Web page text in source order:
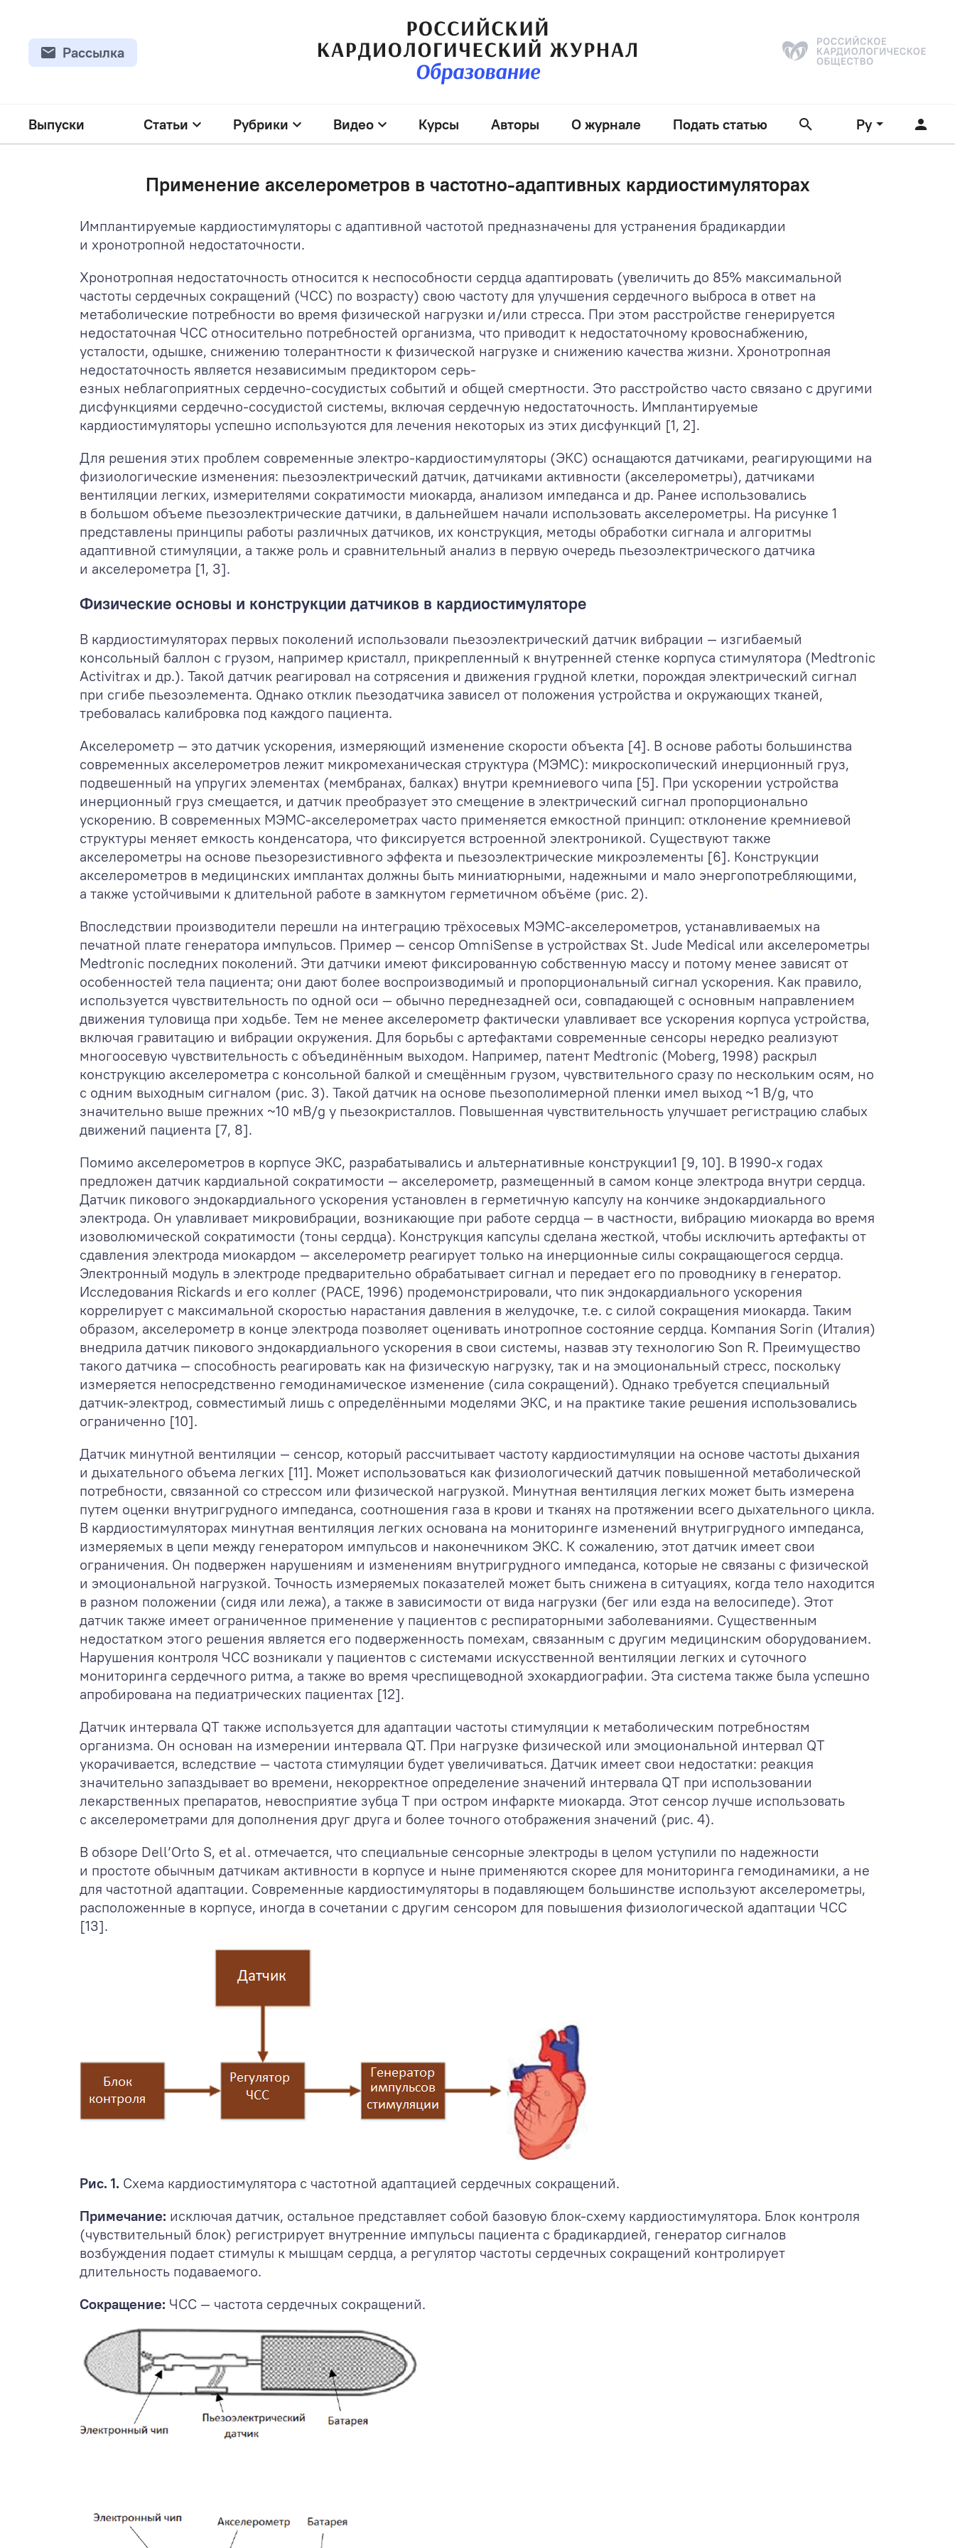
Рассылка
Выпуски Статьи Рубрики Видео Курсы Авторы О журнале Подать статью Ру
Применение акселерометров в частотно-­адаптивных кардиостимуляторах
Имплантируемые кардиостимуляторы с адаптивной частотой предназначены для устранения брадикардии
и хронотропной недостаточности.
Хронотропная недостаточность относится к неспособности сердца адаптировать (увеличить до 85% максимальной
частоты сердечных сокращений (ЧСС) по возрасту) свою частоту для улучшения сердечного выброса в ответ на
метаболические потребности во время физической нагрузки и/или стресса. При этом расстройстве генерируется
недостаточная ЧСС относительно потребностей организма, что приводит к недостаточному кровоснабжению,
усталости, одышке, снижению толерантности к физической нагрузке и снижению качества жизни. Хронотропная
недостаточность является независимым предиктором серь-
езных неблагоприятных сердечно-сосудистых событий и общей смертности. Это расстройство часто связано с другими
дисфункциями сердечно-сосудистой системы, включая сердечную недостаточность. Имплантируемые
кардиостимуляторы успешно используются для лечения некоторых из этих дисфункций [1, 2].
Для решения этих проблем современные электро-кардиостимуляторы (ЭКС) оснащаются датчиками, реагирующими на
физиологические изменения: пьезоэлектрический датчик, датчиками активности (акселерометры), датчиками
вентиляции легких, измерителями сократимости миокарда, анализом импеданса и др. Ранее использовались
в большом объеме пьезоэлектрические датчики, в дальнейшем начали использовать акселерометры. На рисунке 1
представлены принципы работы различных датчиков, их конструкция, методы обработки сигнала и алгоритмы
адаптивной стимуляции, а также роль и сравнительный анализ в первую очередь пьезоэлектрического датчика
и акселерометра [1, 3].
Физические основы и конструкции датчиков в кардиостимуляторе
В кардиостимуляторах первых поколений использовали пьезоэлектрический датчик вибрации — изгибаемый
консольный баллон с грузом, например кристалл, прикрепленный к внутренней стенке корпуса стимулятора (Medtronic
Activitrax и др.). Такой датчик реагировал на сотрясения и движения грудной клетки, порождая электрический сигнал
при сгибе пьезоэлемента. Однако отклик пьезодатчика зависел от положения устройства и окружающих тканей,
требовалась калибровка под каждого пациента.
Акселерометр — это датчик ускорения, измеряющий изменение скорости объекта [4]. В основе работы большинства
современных акселерометров лежит микромеханическая структура (МЭМС): микроскопический инерционный груз,
подвешенный на упругих элементах (мембранах, балках) внутри кремниевого чипа [5]. При ускорении устройства
инерционный груз смещается, и датчик преобразует это смещение в электрический сигнал пропорционально
ускорению. В современных МЭМС-акселерометрах часто применяется емкостной принцип: отклонение кремниевой
структуры меняет емкость конденсатора, что фиксируется встроенной электроникой. Существуют также
акселерометры на основе пьезорезистивного эффекта и пьезоэлектрические микроэлементы [6]. Конструкции
акселерометров в медицинских имплантах должны быть миниатюрными, надежными и мало энергопотребляющими,
а также устойчивыми к длительной работе в замкнутом герметичном объёме (рис. 2).
Впоследствии производители перешли на интеграцию трёхосевых МЭМС-акселерометров, устанавливаемых на
печатной плате генератора импульсов. Пример — сенсор OmniSense в устройствах St. Jude Medical или акселерометры
Medtronic последних поколений. Эти датчики имеют фиксированную собственную массу и потому менее зависят от
особенностей тела пациента; они дают более воспроизводимый и пропорциональный сигнал ускорения. Как правило,
используется чувствительность по одной оси — обычно переднезадней оси, совпадающей с основным направлением
движения туловища при ходьбе. Тем не менее акселерометр фактически улавливает все ускорения корпуса устройства,
включая гравитацию и вибрации окружения. Для борьбы с артефактами современные сенсоры нередко реализуют
многоосевую чувствительность с объединённым выходом. Например, патент Medtronic (Moberg, 1998) раскрыл
конструкцию акселерометра с консольной балкой и смещённым грузом, чувствительного сразу по нескольким осям, но
с одним выходным сигналом (рис. 3). Такой датчик на основе пьезополимерной пленки имел выход ~1 В/g, что
значительно выше прежних ~10 мВ/g у пьезокристаллов. Повышенная чувствительность улучшает регистрацию слабых
движений пациента [7, 8].
Помимо акселерометров в корпусе ЭКС, разрабатывались и альтернативные конструкции1 [9, 10]. В 1990-х годах
предложен датчик кардиальной сократимости — акселерометр, размещенный в самом конце электрода внутри сердца.
Датчик пикового эндокардиального ускорения установлен в герметичную капсулу на кончике эндокардиального
электрода. Он улавливает микровибрации, возникающие при работе сердца — в частности, вибрацию миокарда во время
изоволюмической сократимости (тоны сердца). Конструкция капсулы сделана жесткой, чтобы исключить артефакты от
сдавления электрода миокардом — акселерометр реагирует только на инерционные силы сокращающегося сердца.
Электронный модуль в электроде предварительно обрабатывает сигнал и передает его по проводнику в генератор.
Исследования Rickards и его коллег (PACE, 1996) продемонстрировали, что пик эндокардиального ускорения
коррелирует с максимальной скоростью нарастания давления в желудочке, т.е. с силой сокращения миокарда. Таким
образом, акселерометр в конце электрода позволяет оценивать инотропное состояние сердца. Компания Sorin (Италия)
внедрила датчик пикового эндокардиального ускорения в свои системы, назвав эту технологию Son R. Преимущество
такого датчика — способность реагировать как на физическую нагрузку, так и на эмоциональный стресс, поскольку
измеряется непосредственно гемодинамическое изменение (сила сокращений). Однако требуется специальный
датчик-электрод, совместимый лишь с определёнными моделями ЭКС, и на практике такие решения использовались
ограниченно [10].
Датчик минутной вентиляции — сенсор, который рассчитывает частоту кардиостимуляции на основе частоты дыхания
и дыхательного объема легких [11]. Может использоваться как физиологический датчик повышенной метаболической
потребности, связанной со стрессом или физической нагрузкой. Минутная вентиляция легких может быть измерена
путем оценки внутригрудного импеданса, соотношения газа в крови и тканях на протяжении всего дыхательного цикла.
В кардиостимуляторах минутная вентиляция легких основана на мониторинге изменений внутригрудного импеданса,
измеряемых в цепи между генератором импульсов и наконечником ЭКС. К сожалению, этот датчик имеет свои
ограничения. Он подвержен нарушениям и изменениям внутригрудного импеданса, которые не связаны с физической
и эмоциональной нагрузкой. Точность измеряемых показателей может быть снижена в ситуациях, когда тело находится
в разном положении (сидя или лежа), а также в зависимости от вида нагрузки (бег или езда на велосипеде). Этот
датчик также имеет ограниченное применение у пациентов с респираторными заболеваниями. Существенным
недостатком этого решения является его подверженность помехам, связанным с другим медицинским оборудованием.
Нарушения контроля ЧСС возникали у пациентов с системами искусственной вентиляции легких и суточного
мониторинга сердечного ритма, а также во время чреспищеводной эхокардиографии. Эта система также была успешно
апробирована на педиатрических пациентах [12].
Датчик интервала QT также используется для адаптации частоты стимуляции к метаболическим потребностям
организма. Он основан на измерении интервала QT. При нагрузке физической или эмоциональной интервал QT
укорачивается, вследствие — частота стимуляции будет увеличиваться. Датчик имеет свои недостатки: реакция
значительно запаздывает во времени, некорректное определение значений интервала QT при использовании
лекарственных препаратов, невосприятие зубца Т при остром инфаркте миокарда. Этот сенсор лучше использовать
с акселерометрами для дополнения друг друга и более точного отображения значений (рис. 4).
В обзоре Dell’Orto S, et al. отмечается, что специальные сенсорные электроды в целом уступили по надежности
и простоте обычным датчикам активности в корпусе и ныне применяются скорее для мониторинга гемодинамики, а не
для частотной адаптации. Современные кардиостимуляторы в подавляющем большинстве используют акселерометры,
расположенные в корпусе, иногда в сочетании с другим сенсором для повышения физиологической адаптации ЧСС
[13].
Рис. 1. Схема кардиостимулятора с частотной адаптацией сердечных сокращений.
Примечание: исключая датчик, остальное представляет собой базовую блок-схему кардиостимулятора. Блок контроля
(чувствительный блок) регистрирует внутренние импульсы пациента с брадикардией, генератор сигналов
возбуждения подает стимулы к мышцам сердца, а регулятор частоты сердечных сокращений контролирует
длительность подаваемого.
Сокращение: ЧСС — частота сердечных сокращений.